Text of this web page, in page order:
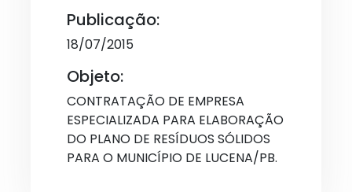
Publicação:
18/07/2015
Objeto:
CONTRATAÇÃO DE EMPRESA
ESPECIALIZADA PARA ELABORAÇÃO
DO PLANO DE RESÍDUOS SÓLIDOS
PARA O MUNICÍPIO DE LUCENA/PB.